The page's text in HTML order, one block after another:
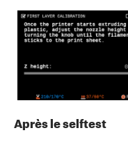
Après le selftest